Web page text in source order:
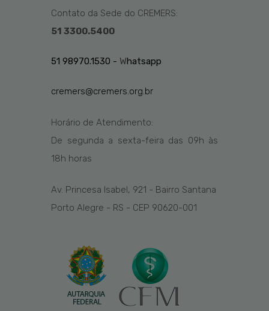
Contato da Sede do CREMERS:
51 3300.5400
51 98970.1530 - Whatsapp
cremers@cremers.org.br
Horário de Atendimento:
De segunda a sexta-feira das 09h às
18h horas
Av. Princesa Isabel, 921 - Bairro Santana
Porto Alegre - RS - CEP 90620-001